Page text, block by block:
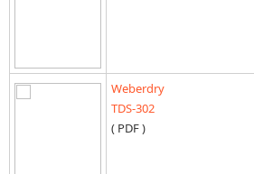
Weberdry
TDS-302
( PDF )